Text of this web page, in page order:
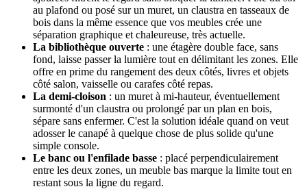
au plafond ou posé sur un muret, un claustra en tasseaux de
bois dans la même essence que vos meubles crée une
séparation graphique et chaleureuse, très actuelle.
La bibliothèque ouverte : une étagère double face, sans
fond, laisse passer la lumière tout en délimitant les zones. Elle
offre en prime du rangement des deux côtés, livres et objets
côté salon, vaisselle ou carafes côté repas.
La demi-cloison : un muret à mi-hauteur, éventuellement
surmonté d'un claustra ou prolongé par un plan en bois,
sépare sans enfermer. C'est la solution idéale quand on veut
adosser le canapé à quelque chose de plus solide qu'une
simple console.
Le banc ou l'enfilade basse : placé perpendiculairement
entre les deux zones, un meuble bas marque la limite tout en
restant sous la ligne du regard.